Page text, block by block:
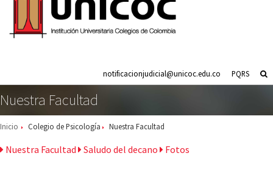
PQRS
notificacionjudicial@unicoc.edu.co
Nuestra Facultad
Inicio Colegio de Psicología Nuestra Facultad
Nuestra Facultad Saludo del decano Fotos